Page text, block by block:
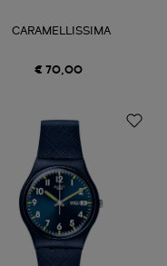
CARAMELLISSIMA
€ 70,00